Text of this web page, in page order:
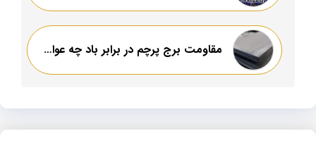
مقاومت برج پرچم در برابر باد چه عواملی تعیین کننده است؟